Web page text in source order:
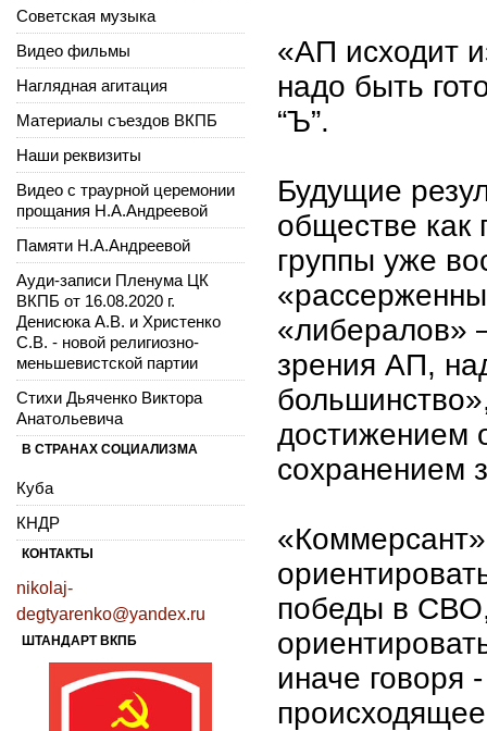
«АП исходит
надо быть
“Ъ”.
Будущие
обществе как
группы уже
«либералов»
зрения АП,
достижением
сохранением
победы в
иначе говоря
Советская музыка
Видео фильмы
Наглядная агитация
Материалы съездов ВКПБ
Наши реквизиты
Видео с траурной церемонии
прощания Н.А.Андреевой
Памяти Н.А.Андреевой
Ауди-записи Пленума ЦК
ВКПБ от 16.08.2020 г.
Денисюка А.В. и Христенко
С.В. - новой религиозно-
меньшевистской партии
Стихи Дьяченко Виктора
Анатольевича
В СТРАНАХ СОЦИАЛИЗМА
Куба
КНДР
КОНТАКТЫ
nikolaj-
degtyarenko@yandex.ru
ШТАНДАРТ ВКПБ